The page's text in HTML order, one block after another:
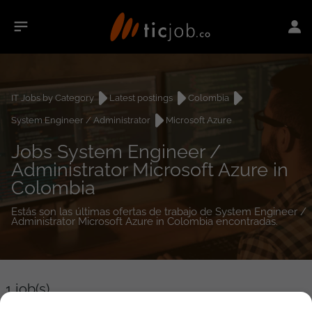
IT Jobs by Category Latest postings
Colombia
System Engineer / Administrator
Microsoft Azure
Jobs System Engineer /
Administrator Microsoft Azure in
Colombia
Estás son las últimas ofertas de trabajo de System Engineer /
Administrator Microsoft Azure in Colombia encontradas.
1job(s)